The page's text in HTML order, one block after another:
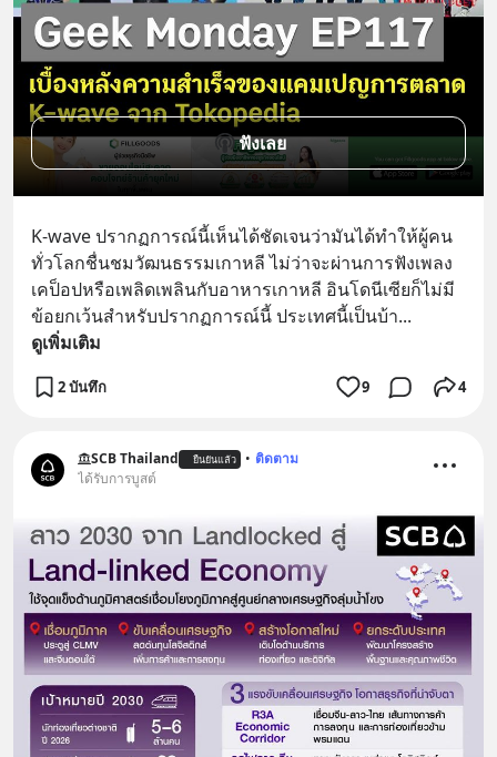
ฟังเลย
K-wave ปรากฏการณ์นี้เห็นได้ชัดเจนว่ามันได้ทำให้ผู้คน
ทั่วโลกชื่นชมวัฒนธรรมเกาหลี ไม่ว่าจะผ่านการฟังเพลง
เคป็อปหรือเพลิดเพลินกับอาหารเกาหลี อินโดนีเซียก็ไม่มี
ข้อยกเว้นสำหรับปรากฏการณ์นี้ ประเทศนี้เป็นบ้า...
ดูเพิ่มเติม
2 บันทึก 9 4
SCB Thailand ยืนยันแล้ว • ติดตาม
ได้รับการบูสต์